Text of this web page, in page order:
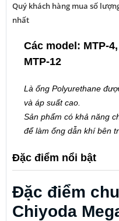
Quý khách hàng mua số
nhất
Các model: MTP-
MTP-12
Là ống Polyurethane
và áp suất cao.
Sản phẩm có khả năng
để làm ống dẫn khí bên
Đặc điểm nổi bật
Đặc điểm
Chiyoda